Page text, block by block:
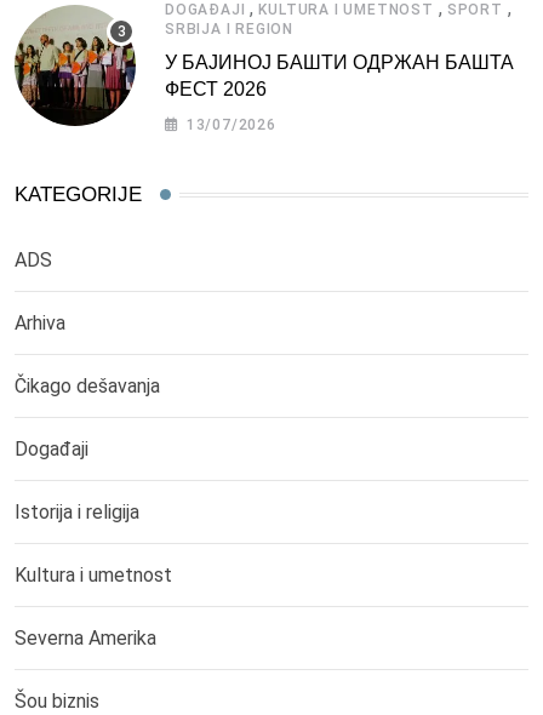
DOGAĐAJI ,KULTURA I UMETNOST , SPORT ,
SRBIJA I REGION
У БАЈИНОЈ БАШТИ ОДРЖАН БАШТА
ФЕСТ 2026
13/07/2026
KATEGORIJE
ADS
Arhiva
Čikago dešavanja
Događaji
Istorija i religija
Kultura i umetnost
Severna Amerika
Šou biznis